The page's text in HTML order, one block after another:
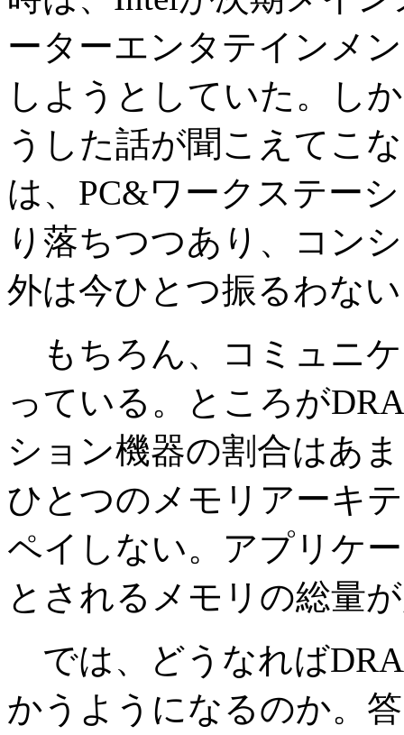
ーターエンタテインメ
しようとしていた。し
うした話が聞こえてこ
は、PC&ワークステー
り落ちつつあり、コン
外は今ひとつ振るわな
もちろん、コミュニ
っている。ところが
ション機器の割合はあ
ひとつのメモリアーキ
ペイしない。アプリケ
とされるメモリの総量
では、どうなれば
かうようになるのか。